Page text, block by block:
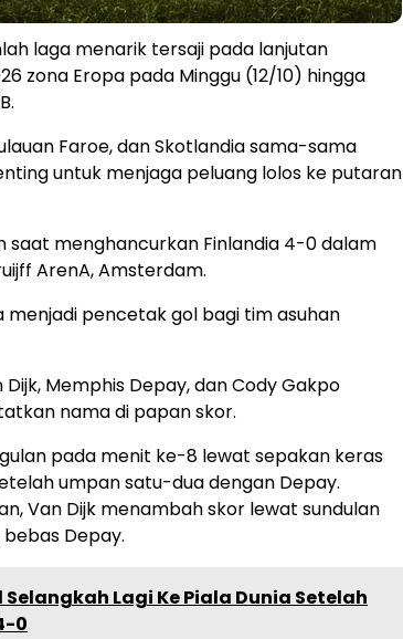
laga menarik tersaji pada lanjutan
zona Eropa pada Minggu (12/10) hingga
Faroe, dan Skotlandia sama-sama
untuk menjaga peluang lolos ke putaran
saat menghancurkan Finlandia 4-0 dalam
ArenA, Amsterdam.
pencetak gol bagi tim asuhan
Memphis Depay, dan Cody Gakpo
nama di papan skor.
pada menit ke-8 lewat sepakan keras
umpan satu-dua dengan Depay.
Van Dijk menambah skor lewat sundulan
Depay.
Selangkah Lagi Ke Piala Dunia Setelah
0